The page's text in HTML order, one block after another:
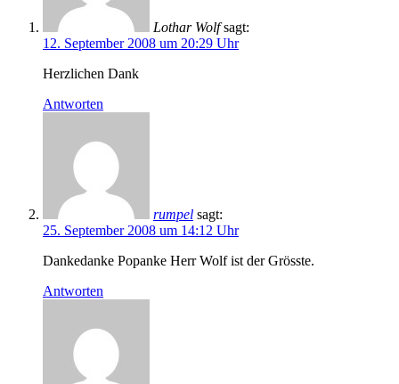
Lothar Wolf sagt:
12. September 2008 um 20:29 Uhr
Herzlichen Dank
Antworten
rumpel sagt:
25. September 2008 um 14:12 Uhr
Dankedanke Popanke Herr Wolf ist der Grösste.
Antworten